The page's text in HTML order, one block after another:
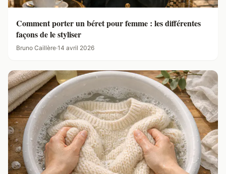
Comment porter un béret pour femme : les différentes
façons de le styliser
Bruno Caillère·14 avril 2026